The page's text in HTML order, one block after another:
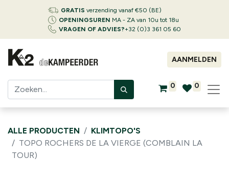
GRATIS verzending vanaf €50 (BE)
OPENINGSUREN MA - ZA van 10u tot 18u
VRAGEN OF ADVIES?+32 (0)3 361 05 60
AANMELDEN
0 0
ALLE PRODUCTEN
KLIMTOPO'S
TOPO ROCHERS DE LA VIERGE (COMBLAIN LA
TOUR)